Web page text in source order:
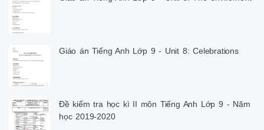
Giáo án Tiếng Anh Lớp 9 - Unit 8: Celebrations
Đề kiểm tra học kì II môn Tiếng Anh Lớp 9 - Năm
học 2019-2020